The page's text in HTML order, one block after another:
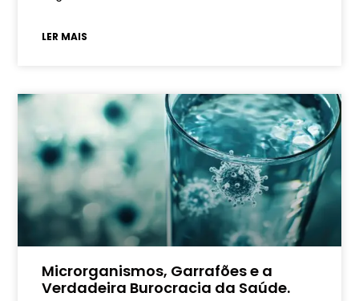
LER MAIS
Microrganismos, Garrafões e a
Verdadeira Burocracia da Saúde.